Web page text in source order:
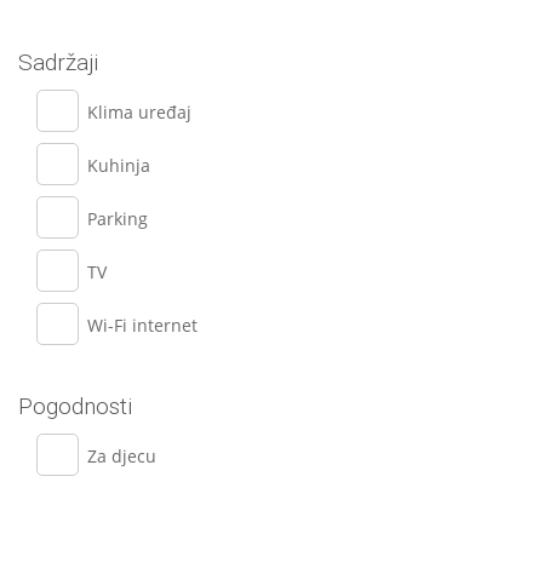
Sadržaji
Klima uređaj
Kuhinja
Parking
TV
Wi-Fi internet
Pogodnosti
Za djecu